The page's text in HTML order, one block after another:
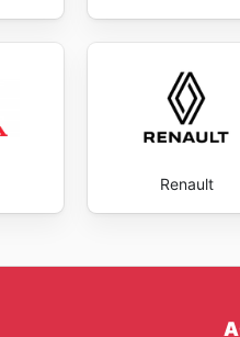
Renault